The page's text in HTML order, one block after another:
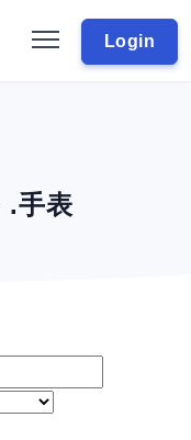
Login
手表